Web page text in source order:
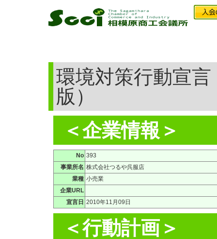
環境対策行動宣
版）
＜企業情報＞
No 393
事業所名 株式会社つるや呉服店
業種 小売業
企業URL
宣言日 2010年11月09日
＜行動計画＞